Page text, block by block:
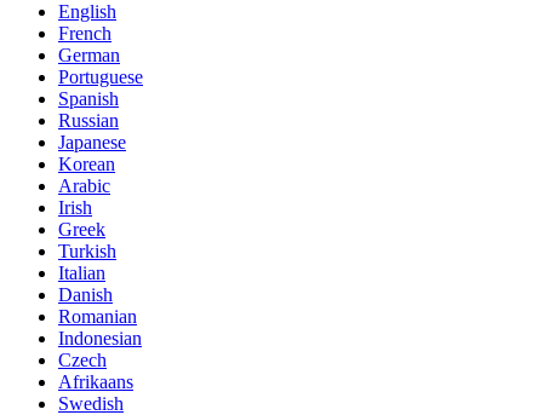
English
French
German
Portuguese
Spanish
Russian
Japanese
Korean
Arabic
Irish
Greek
Turkish
Italian
Danish
Romanian
Indonesian
Czech
Afrikaans
Swedish